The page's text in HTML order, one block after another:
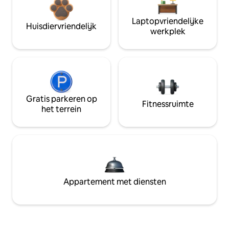
Huisdiervriendelijk
Laptopvriendelijke
werkplek
Gratis parkeren op
het terrein
Fitnessruimte
Appartement met diensten